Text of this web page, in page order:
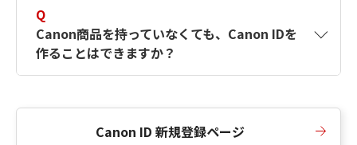
Q
Canon商品を持っていなくても、Canon IDを
作ることはできますか？
Canon ID 新規登録ページ